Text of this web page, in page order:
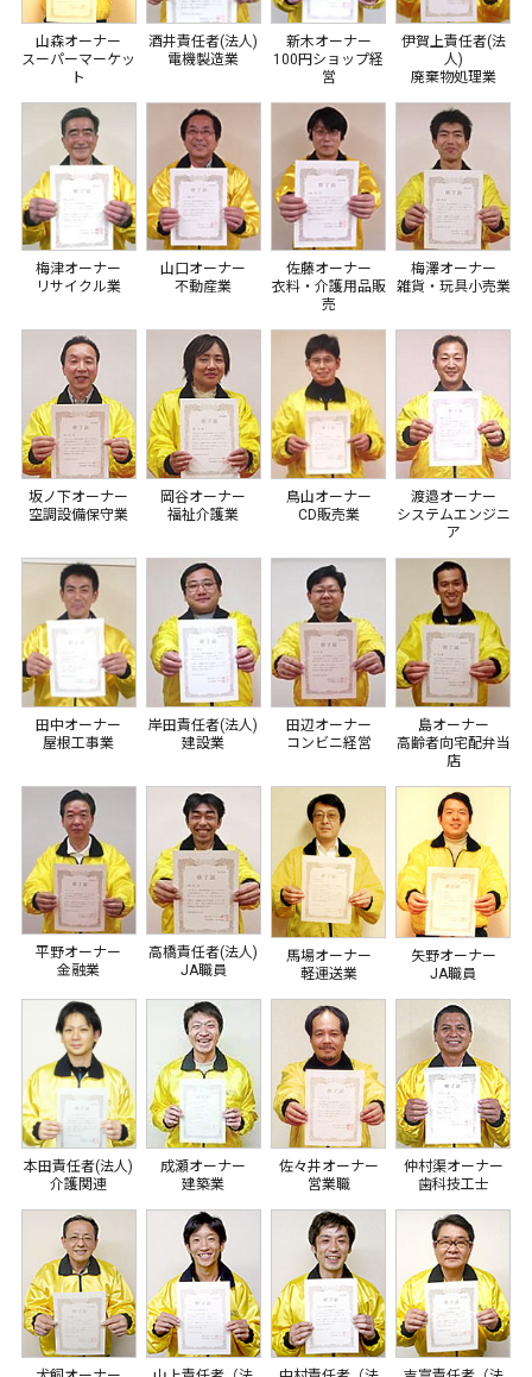
山森オーナー
スーパーマーケッ
ト
酒井責任者(法人)
電機製造業
新木オーナー
100円ショップ経
営
伊賀上責任者(法
人)
廃棄物処理業
梅津オーナー
リサイクル業
山口オーナー
不動産業
佐藤オーナー
衣料・介護用品販
売
梅澤オーナー
雑貨・玩具小売業
坂ノ下オーナー
空調設備保守業
岡谷オーナー
福祉介護業
鳥山オーナー
CD販売業
渡邉オーナー
システムエンジニ
ア
田中オーナー
屋根工事業
岸田責任者(法人)
建設業
田辺オーナー
コンビニ経営
島オーナー
高齢者向宅配弁当
店
平野オーナー
金融業
高橋責任者(法人)
JA職員
馬場オーナー
軽運送業
矢野オーナー
JA職員
本田責任者(法人)
介護関連
成瀬オーナー
建築業
佐々井オーナー
営業職
仲村渠オーナー
歯科技工士